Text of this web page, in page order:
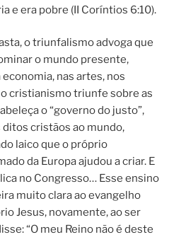
e era pobre (II Coríntios 6:10).
o triunfalismo advoga que
o mundo presente,
nas artes, nos
cristianismo triunfe sobre as
o “governo do justo”,
cristãos ao mundo,
laico que o próprio
da Europa ajudou a criar. E
no Congresso… Esse ensino
muito clara ao evangelho
Jesus, novamente, ao ser
“O meu Reino não é deste